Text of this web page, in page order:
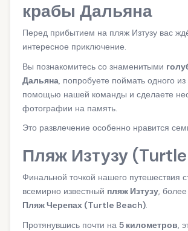
крабы Дальяна
Перед прибытием на пляж Изтузу вас
интересное приключение.
Вы познакомитесь со знаменитыми
Дальяна, попробуете поймать одного из
помощью нашей команды и сделаете
фотографии на память.
Это развлечение особенно нравится
Пляж Изтузу
Финальной точкой нашего путешествия
всемирно известный пляж Изтузу, более
Пляж Черепах (Turtle Beach).
Протянувшись почти на 5 километров,